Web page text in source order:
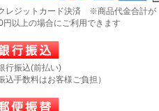
レジットカード決済 ※商品代金合計が
円以上の場合にご利用できます
行振込(前払い)
込手数料はお客様ご負担）